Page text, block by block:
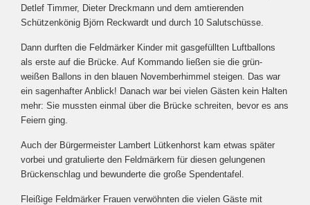
Detlef Timmer, Dieter Dreckmann und dem amtierenden
Schützenkönig Björn Reckwardt und durch 10 Salutschüsse.
Dann durften die Feldmärker Kinder mit gasgefüllten Luftballons
als erste auf die Brücke. Auf Kommando ließen sie die grün-
weißen Ballons in den blauen Novemberhimmel steigen. Das war
ein sagenhafter Anblick! Danach war bei vielen Gästen kein Halten
mehr: Sie mussten einmal über die Brücke schreiten, bevor es ans
Feiern ging.
Auch der Bürgermeister Lambert Lütkenhorst kam etwas später
vorbei und gratulierte den Feldmärkern für diesen gelungenen
Brückenschlag und bewunderte die große Spendentafel.
Fleißige Feldmärker Frauen verwöhnten die vielen Gäste mit